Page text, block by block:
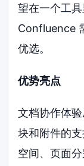
望在一个工
Confluence
优选。
优势亮点
文档协作体
块和附件的
空间、页面